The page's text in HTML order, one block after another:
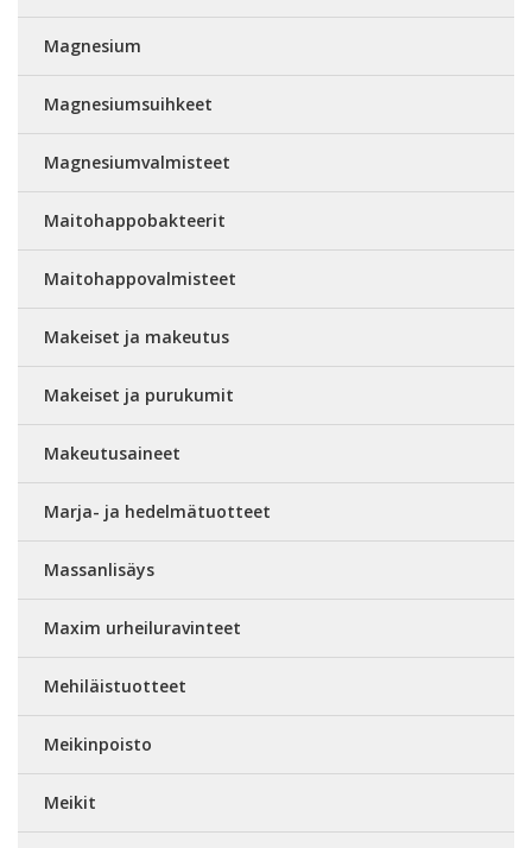
Magnesium
Magnesiumsuihkeet
Magnesiumvalmisteet
Maitohappobakteerit
Maitohappovalmisteet
Makeiset ja makeutus
Makeiset ja purukumit
Makeutusaineet
Marja- ja hedelmätuotteet
Massanlisäys
Maxim urheiluravinteet
Mehiläistuotteet
Meikinpoisto
Meikit